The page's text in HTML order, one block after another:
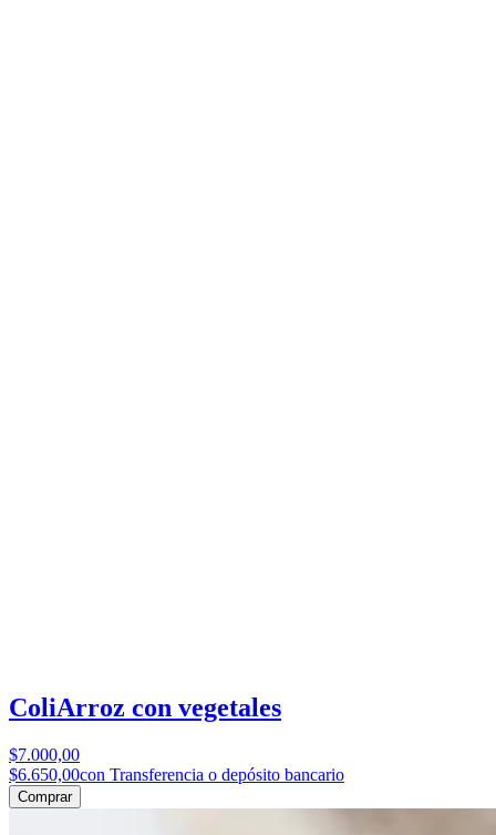
ColiArroz con vegetales
$7.000,00
$6.650,00con Transferencia o depósito bancario
Comprar